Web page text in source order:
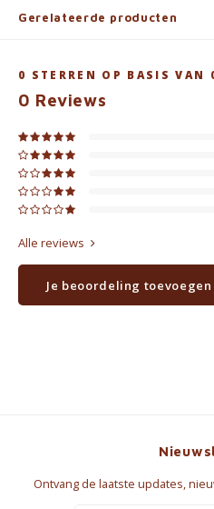
Gerelateerde producten
0 STERREN OP BASIS VAN
0 Reviews
Alle reviews
Je beoordeling toevoegen
Ontvang de laatste updates,